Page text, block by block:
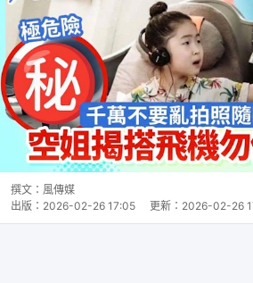
撰文： 風傳媒
出版： 2026-02-26 17:05 更新： 2026-02-26